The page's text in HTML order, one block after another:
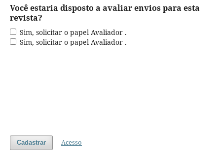
Você estaria disposto a avaliar envios para esta
revista?
Sim, solicitar o papel Avaliador .
Sim, solicitar o papel Avaliador .
Cadastrar Acesso